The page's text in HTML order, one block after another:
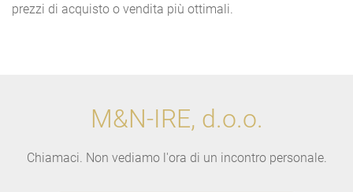
prezzi di acquisto o vendita più ottimali.
M&N-IRE, d.o.o.
Chiamaci. Non vediamo l'ora di un incontro personale.